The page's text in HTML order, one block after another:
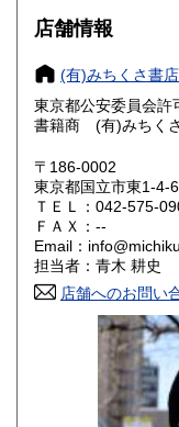
岐阜県
愛知県
滋賀県
大阪府
奈良県
鳥取県
店舗情報
(有)みちくさ書店
東京都公安委員会
書籍商 (有)みちく
〒186-0002
東京都国立市東1-4-
ＴＥＬ：042-575-
ＦＡＸ：--
Email：
担当者：青木 耕史
店舗へのお問い